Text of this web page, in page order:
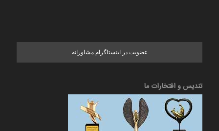
عضویت در اینستاگرام مشاورانه
تندیس و افتخارات ما